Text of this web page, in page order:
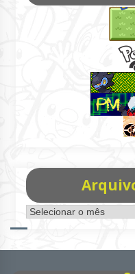
Arquivo
de